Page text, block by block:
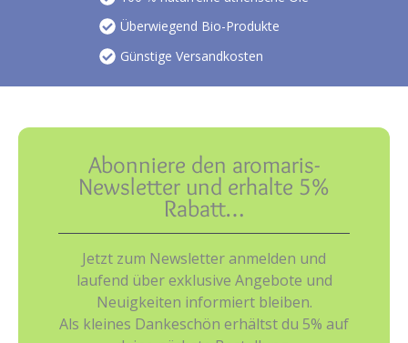
Überwiegend Bio-Produkte
Günstige Versandkosten
Abonniere den aromaris-
Newsletter und erhalte 5%
Rabatt…
Jetzt zum Newsletter anmelden und
laufend über exklusive Angebote und
Neuigkeiten informiert bleiben.
Als kleines Dankeschön erhältst du 5% auf